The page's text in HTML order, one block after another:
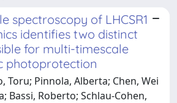
spectroscopy of LHCSR1
identifies two distinct
for multi-timescale
photoprotection
Toru; Pinnola, Alberta; Chen, Wei
Bassi, Roberto; Schlau-Cohen,